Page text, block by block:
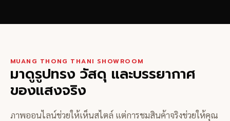
MUANG THONG THANI SHOWROOM
มาดูรูปทรง วัสดุ และบรรยากาศ
ของแสงจริง
ภาพออนไลน์ช่วยให้เห็นสไตล์ แต่การชมสินค้าจริงช่วยให้คุณ